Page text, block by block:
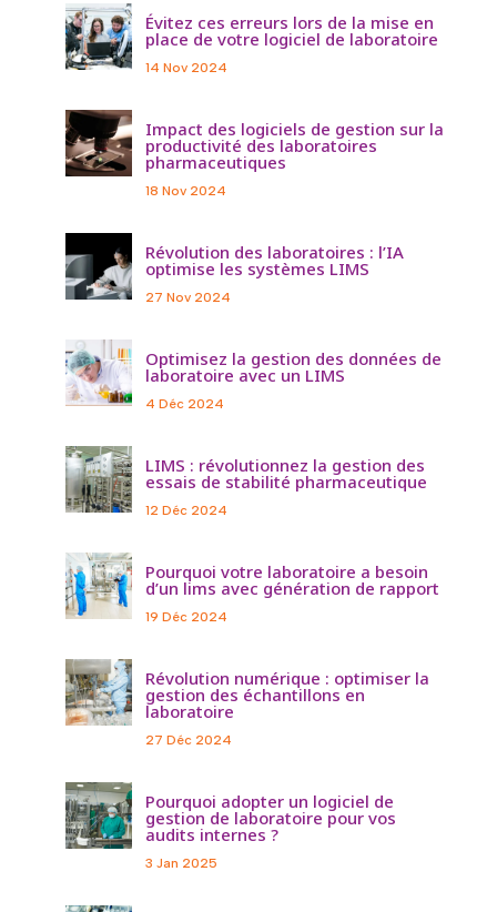
Évitez ces erreurs lors de la mise en
place de votre logiciel de laboratoire
14 Nov 2024
Impact des logiciels de gestion sur la
productivité des laboratoires
pharmaceutiques
18 Nov 2024
Révolution des laboratoires : l’IA
optimise les systèmes LIMS
27 Nov 2024
Optimisez la gestion des données de
laboratoire avec un LIMS
4 Déc 2024
LIMS : révolutionnez la gestion des
essais de stabilité pharmaceutique
12 Déc 2024
Pourquoi votre laboratoire a besoin
d’un lims avec génération de rapport
19 Déc 2024
Révolution numérique : optimiser la
gestion des échantillons en
laboratoire
27 Déc 2024
Pourquoi adopter un logiciel de
gestion de laboratoire pour vos
audits internes ?
3 Jan 2025